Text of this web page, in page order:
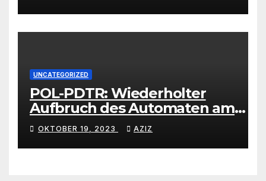
UNCATEGORIZED
POL-PDTR: Wiederholter
Aufbruch des Automaten am
Wohnmobilstellplatz in
Hermeskeil am Labachweg
OKTOBER 19, 2023 AZIZ